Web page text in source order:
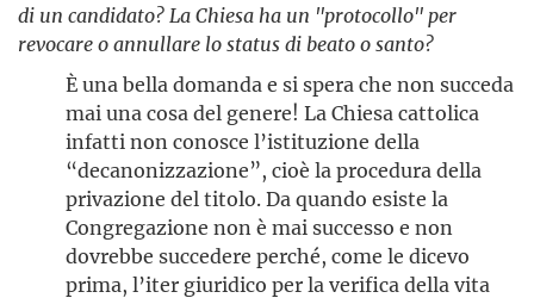
di un candidato? La Chiesa ha un "protocollo" per
revocare o annullare lo status di beato o santo?
È una bella domanda e si spera che non succeda
mai una cosa del genere! La Chiesa cattolica
infatti non conosce l’istituzione della
“decanonizzazione”, cioè la procedura della
privazione del titolo. Da quando esiste la
Congregazione non è mai successo e non
dovrebbe succedere perché, come le dicevo
prima, l’iter giuridico per la verifica della vita